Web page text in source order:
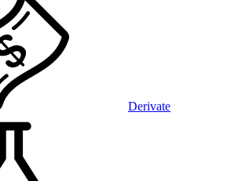
Derivate